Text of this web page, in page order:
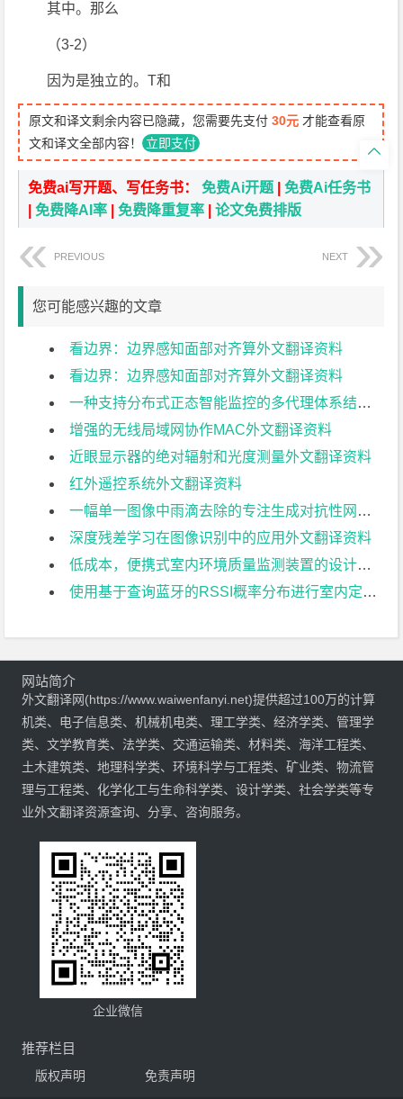
其中。那么
（3-2）
因为是独立的。T和
原文和译文剩余内容已隐藏，您需要先支付30元 才能查看原
文和译文全部内容！ 立即支付
免费ai写开题、写任务书：免费Ai开题|免费Ai任务书
|免费降AI率 |免费降重复率 |论文免费排版
PREVIOUS NEXT
您可能感兴趣的文章
看边界：边界感知面部对齐算外文翻译资料
看边界：边界感知面部对齐算外文翻译资料
一种支持分布式正态智能监控的多代理体系结构外文翻译资料
增强的无线局域网协作MAC外文翻译资料
近眼显示器的绝对辐射和光度测量外文翻译资料
红外遥控系统外文翻译资料
一幅单一图像中雨滴去除的专注生成对抗性网络外文翻译资料
深度残差学习在图像识别中的应用外文翻译资料
低成本，便携式室内环境质量监测装置的设计与开发外文翻译资料
使用基于查询蓝牙的RSSI概率分布进行室内定位外文翻译资料

网站简介
外文翻译网(https://www.waiwenfanyi.net)提供超过100万的计算
机类、电子信息类、机械机电类、理工学类、经济学类、管理学
类、文学教育类、法学类、交通运输类、材料类、海洋工程类、
土木建筑类、地理科学类、环境科学与工程类、矿业类、物流管
理与工程类、化学化工与生命科学类、设计学类、社会学类等专
业外文翻译资源查询、分享、咨询服务。
企业微信
推荐栏目
版权声明 免责声明